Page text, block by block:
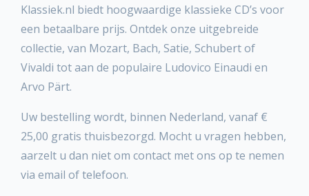
Klassiek.nl biedt hoogwaardige klassieke CD’s voor
een betaalbare prijs. Ontdek onze uitgebreide
collectie, van Mozart, Bach, Satie, Schubert of
Vivaldi tot aan de populaire Ludovico Einaudi en
Arvo Pärt.
Uw bestelling wordt, binnen Nederland, vanaf €
25,00 gratis thuisbezorgd. Mocht u vragen hebben,
aarzelt u dan niet om contact met ons op te nemen
via email of telefoon.